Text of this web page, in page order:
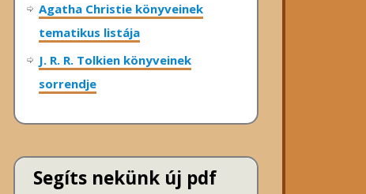
Agatha Christie könyveinek
tematikus listája
J. R. R. Tolkien könyveinek
sorrendje
Segíts nekünk új pdf